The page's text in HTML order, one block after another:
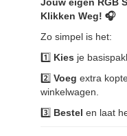
Klikken Weg! 🎧
Zo simpel is het:
1️⃣ Kies je
2️⃣ Voeg extra
winkelwagen.
3️⃣ Bestel en laat